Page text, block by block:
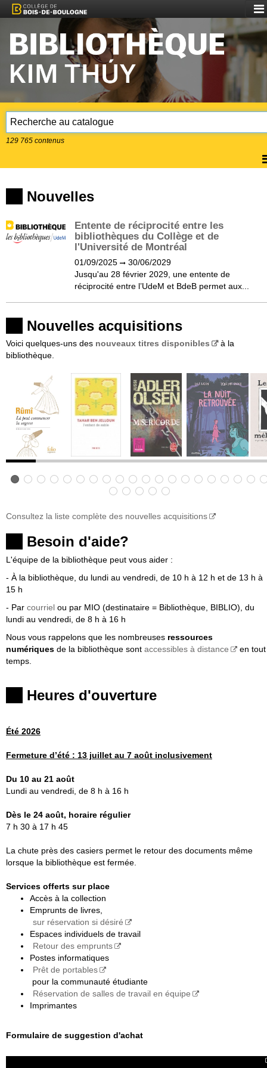
le
129 765 contenus
Nouvelles
Entente de réciprocité entre les
bibliothèques du Collège et de
l'Université de Montréal
01/09/2025 (?)30/06/2029
Jusqu'au 28 février 2029, une entente de
réciprocité entre l’UdeM et BdeB permet aux...
Nouvelles acquisitions
Voici quelques-uns des nouveaux titres disponibles
à la
bibliothèque.
Consultez la liste complète des nouvelles acquisitions
Besoin d'aide?
L'équipe de la bibliothèque peut vous aider :
- À la bibliothèque, du lundi au vendredi, de 10 h à 12 h et de 13 h à
15 h
- Par courriel ou par MIO (destinataire = Bibliothèque, BIBLIO), du
lundi au vendredi, de 8 h à 16 h
Nous vous rappelons que les nombreuses ressources
numériques de la bibliothèque sont accessibles à distance
en tout
temps.
Heures d'ouverture
Été 2026
Fermeture d’été : 13 juillet au 7 août inclusivement
Du 10 au 21 août
Lundi au vendredi, de 8 h à 16 h
Dès le 24 août, horaire régulier
7 h 30 à 17 h 45
La chute près des casiers permet le retour des documents même
lorsque la bibliothèque est fermée.
Services offerts sur place
Accès à la collection
Emprunts de livres,
sur réservation si désiré
Espaces individuels de travail
Retour des emprunts
Postes informatiques
Prêt de portables
pour la communauté étudiante
Réservation de salles de travail en équipe
Imprimantes
Formulaire de suggestion d'achat